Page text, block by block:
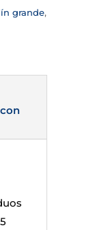
grande,